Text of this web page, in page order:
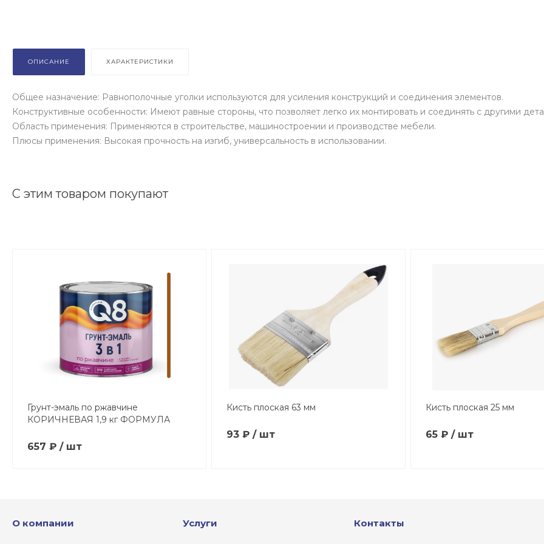
ОПИСАНИЕ ХАРАКТЕРИСТИКИ
Общее назначение: Равнополочные уголки используются для усиления конструкций и соединения элементов.
Конструктивные особенности: Имеют равные стороны, что позволяет легко их монтировать и соединять с другими
Область применения: Применяются в строительстве, машиностроении и производстве мебели.
Плюсы применения: Высокая прочность на изгиб, универсальность в использовании.
С этим товаром покупают
Грунт-эмаль по ржавчине
КОРИЧНЕВАЯ 1,9 кг ФОРМУЛА
657 ₽ / шт
Кисть плоская 63 мм
93 ₽ / шт
Кисть плоская 25 мм
65 ₽ / шт
О компании Услуги Контакты